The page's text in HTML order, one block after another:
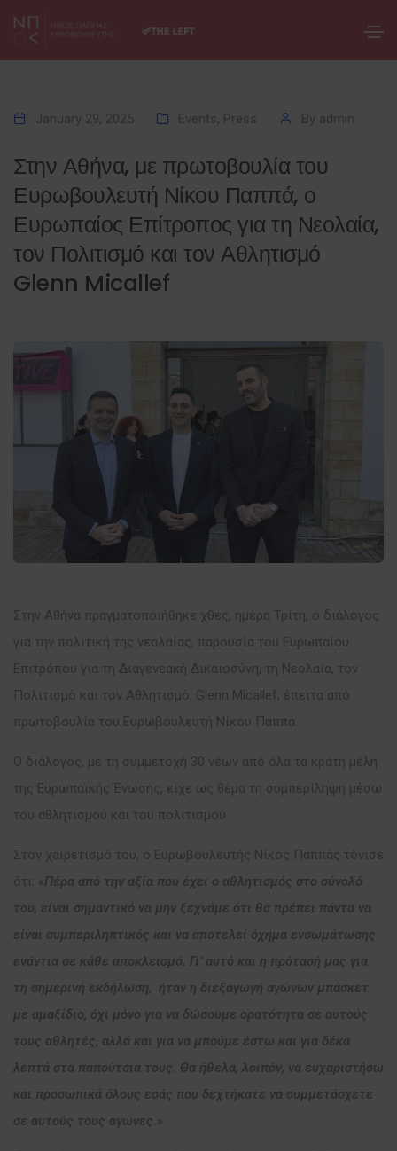
January 29, 2025 Events, Press By admin
Στην Αθήνα, με πρωτοβουλία του
Ευρωβουλευτή Νίκου Παππά, ο
Ευρωπαίος Επίτροπος για τη Νεολαία,
τον Πολιτισμό και τον Αθλητισμό
Glenn Micallef
Στην Αθήνα πραγματοποιήθηκε χθες, ημέρα Τρίτη, ο διάλογος
για την πολιτική της νεολαίας, παρουσία του Ευρωπαίου
Επιτρόπου για τη Διαγενεακή Δικαιοσύνη, τη Νεολαία, τον
Πολιτισμό και τον Αθλητισμό, Glenn Micallef, έπειτα από
πρωτοβουλία του Ευρωβουλευτή Νίκου Παππά.
Ο διάλογος, με τη συμμετοχή 30 νέων από όλα τα κράτη μέλη
της Ευρωπαϊκής Ένωσης, είχε ως θέμα τη συμπερίληψη μέσω
του αθλητισμού και του πολιτισμού.
Στον χαιρετισμό του, ο Ευρωβουλευτής Νίκος Παππάς τόνισε
ότι: «Πέρα από την αξία που έχει ο αθλητισμός στο σύνολό
του, είναι σημαντικό να μην ξεχνάμε ότι θα πρέπει πάντα να
είναι συμπεριληπτικός και να αποτελεί όχημα ενσωμάτωσης
ενάντια σε κάθε αποκλεισμό. Γι’ αυτό και η πρότασή μας για
τη σημερινή εκδήλωση, ήταν η διεξαγωγή αγώνων μπάσκετ
με αμαξίδιο, όχι μόνο για να δώσουμε ορατότητα σε αυτούς
τους αθλητές, αλλά και για να μπούμε έστω και για δέκα
λεπτά στα παπούτσια τους. Θα ήθελα, λοιπόν, να ευχαριστήσω
και προσωπικά όλους εσάς που δεχτήκατε να συμμετάσχετε
σε αυτούς τους αγώνες.»